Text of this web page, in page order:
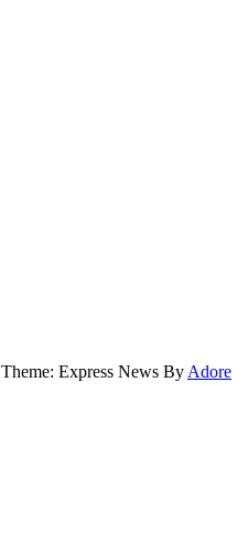
Theme: Express News By Adore